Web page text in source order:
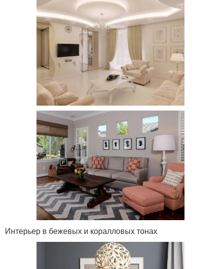
Интерьер в бежевых и коралловых тонах